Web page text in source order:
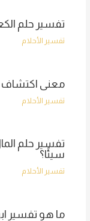
تفسير حلم
تفسير الأحلام
معنى اكتشاف
تفسير الأحلام
تفسير حلم
سيئًا؟
تفسير الأحلام
ما هو تفسير